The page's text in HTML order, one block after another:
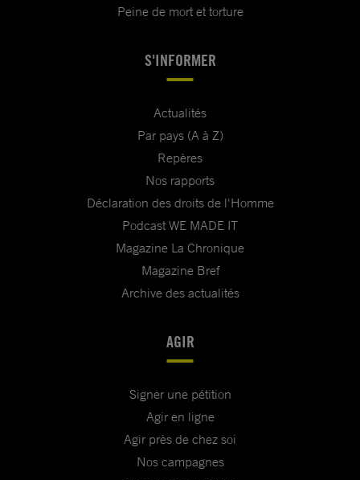
Peine de mort et torture
S'INFORMER
Actualités
Par pays (A à Z)
Repères
Nos rapports
Déclaration des droits de l'Homme
Podcast WE MADE IT
Magazine La Chronique
Magazine Bref
Archive des actualités
AGIR
Signer une pétition
Agir en ligne
Agir près de chez soi
Nos campagnes